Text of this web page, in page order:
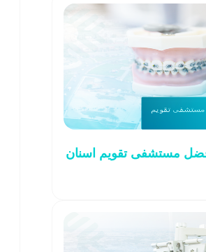
مستشفى تقويم اسنان